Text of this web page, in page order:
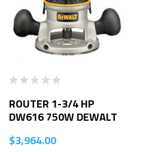
ROUTER 1-3/4 HP
DW616 750W DEWALT
$3,964.00